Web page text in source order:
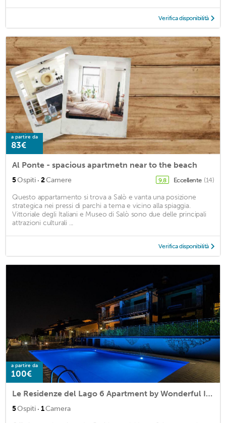
Verifica disponibilità
a partire da
83€
Al Ponte - spacious apartmetn near to the beach
5Ospiti · 2Camere 9,8 Eccellente (14)
Questo appartamento si trova a Salò e vanta una posizione
strategica nei pressi di parchi a tema e vicino alla spiaggia.
Vittoriale degli Italiani e Museo di Salò sono due delle principali
attrazioni culturali ...
Verifica disponibilità
a partire da
100€
Le Residenze del Lago 6 Apartment by Wonderful Italy
5Ospiti · 1Camera